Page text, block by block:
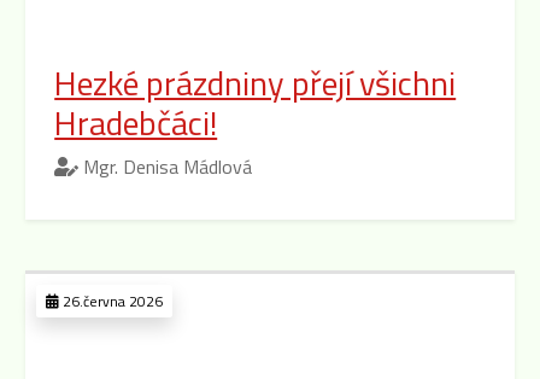
Hezké prázdniny přejí všichni
Hradebčáci!
Mgr. Denisa Mádlová
26.června 2026